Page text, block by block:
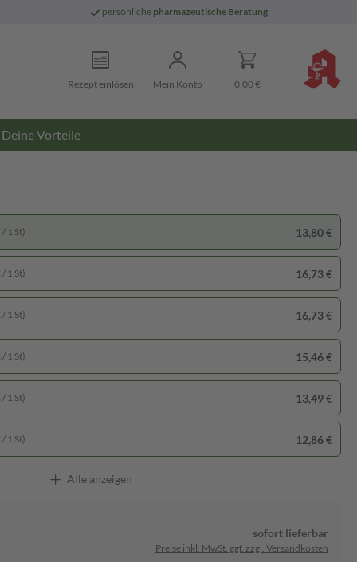
persönliche pharmazeutische Beratung
Rezept einlösen Mein Konto 0,00 €
Deine Vorteile
1 St) 16,73 €
1 St) 16,73 €
1 St) 15,46 €
1 St) 13,80 €
1 St) 13,49 €
1 St) 12,86 €
Alle anzeigen
sofort lieferbar
Preise inkl. MwSt. ggf. zzgl. Versandkosten